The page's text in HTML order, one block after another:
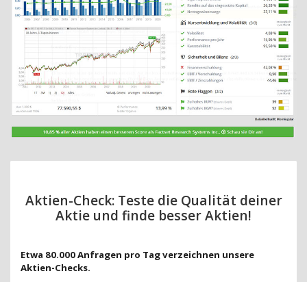
Aktien-Check: Teste die Qualität deiner
Aktie und finde besser Aktien!
Etwa 80.000 Anfragen pro Tag verzeichnen unsere
Aktien-Checks.